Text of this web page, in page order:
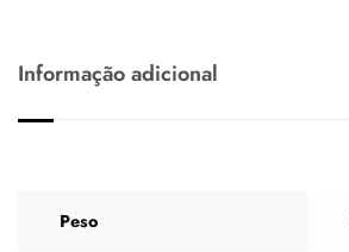
Informação adicional
Peso